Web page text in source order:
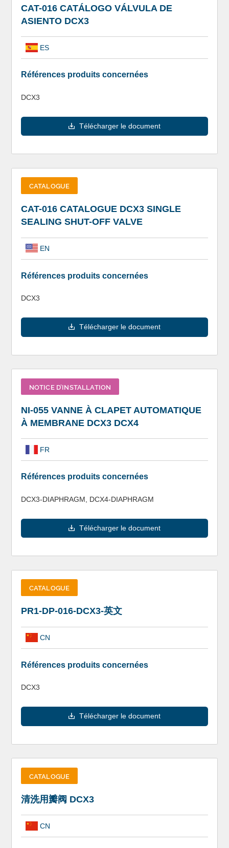
CAT-016 CATÁLOGO VÁLVULA DE
ASIENTO DCX3
ES
Références produits concernées
DCX3
Télécharger le document
CATALOGUE
CAT-016 CATALOGUE DCX3 SINGLE
SEALING SHUT-OFF VALVE
EN
Références produits concernées
DCX3
Télécharger le document
NOTICE D’INSTALLATION
NI-055 VANNE À CLAPET AUTOMATIQUE
À MEMBRANE DCX3 DCX4
FR
Références produits concernées
DCX3-DIAPHRAGM, DCX4-DIAPHRAGM
Télécharger le document
CATALOGUE
PR1-DP-016-DCX3-英文
CN
Références produits concernées
DCX3
Télécharger le document
CATALOGUE
清洗用瓣阀 DCX3
CN